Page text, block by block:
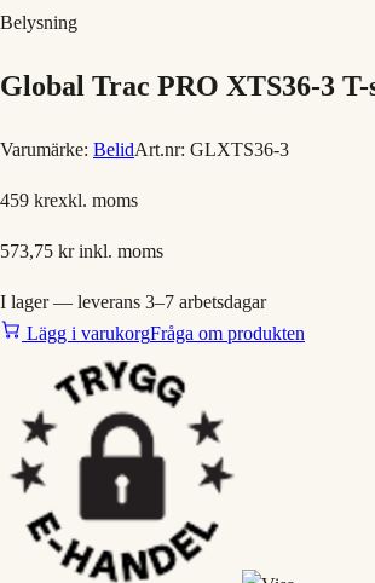
Belysning
Global Trac PRO XTS36-3
Varumärke: BelidArt.nr: GLXTS36-3
459 krexkl. moms
573,75 krinkl. moms
I lager — leverans 3–7 arbetsdagar
Lägg i varukorgFråga om produkten